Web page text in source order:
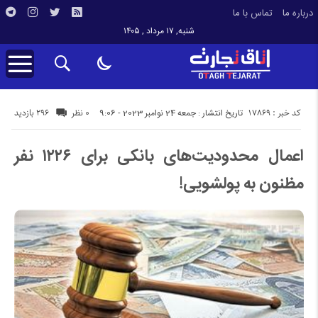
درباره ما تماس با ما
شنبه, ۱۷ مرداد , ۱۴۰۵
تاریخ انتشار : جمعه 24 نوامبر 2023 - 9:06 296 بازدید کد خبر : 17869 0 نظر
اعمال محدودیت‌های بانکی برای ۱۲۲۶ نفر
مظنون به پولشویی!